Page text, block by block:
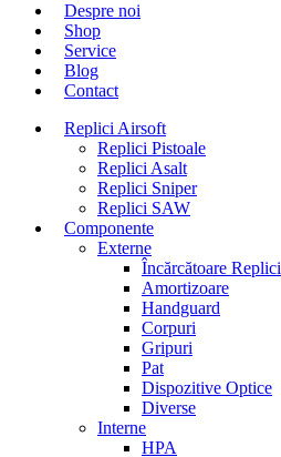
Despre noi
Shop
Service
Blog
Contact
Replici Airsoft
Replici Pistoale
Replici Asalt
Replici Sniper
Replici SAW
Componente
Externe
Încărcătoare Replici
Amortizoare
Handguard
Corpuri
Gripuri
Pat
Dispozitive Optice
Diverse
Interne
HPA